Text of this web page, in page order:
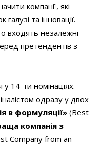
компанії, які
та інновації.
входять незалежні
претендентів з
14-ти номінаціях.
одразу у двох
в формуляції» (Best
компанія з
Company from an